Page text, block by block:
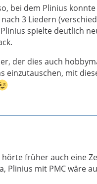
bei dem Plinius
3 Liedern
spielte deutlich
der dies auch
einzutauschen, mit
früher auch eine
Plinius mit PMC wäre